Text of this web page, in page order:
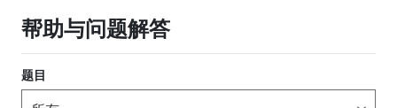
帮助与问题解答
题目